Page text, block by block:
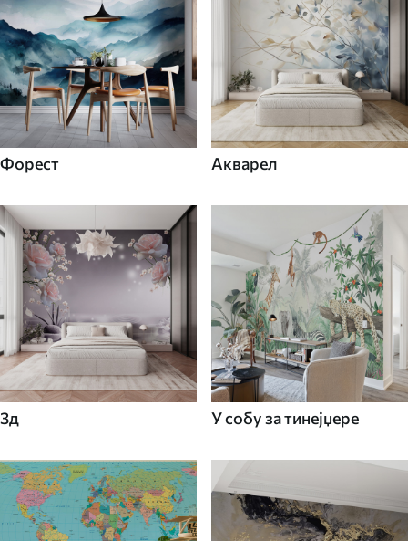
Форест Акварел
3д У собу за тинејџере